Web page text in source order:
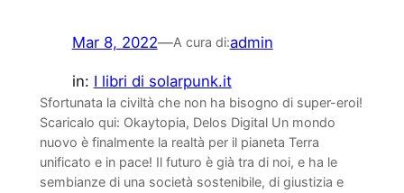
Mar 8, 2022—A cura di:admin
in: I libri di solarpunk.it
Sfortunata la civiltà che non ha bisogno di super-eroi!
Scaricalo qui: Okaytopia, Delos Digital Un mondo
nuovo è finalmente la realtà per il pianeta Terra
unificato e in pace! Il futuro è già tra di noi, e ha le
sembianze di una società sostenibile, di giustizia e